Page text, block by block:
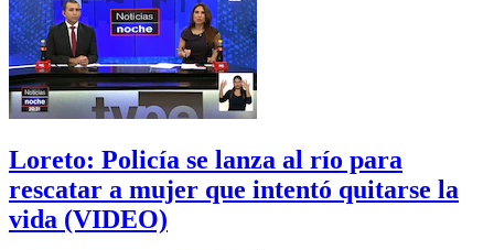
Loreto: Policía se lanza al río para
rescatar a mujer que intentó quitarse la
vida (VIDEO)